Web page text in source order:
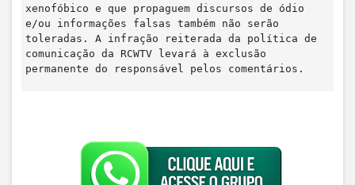
xenofóbico e que propaguem discursos de ódio
e/ou informações falsas também não serão
toleradas. A infração reiterada da política de
comunicação da RCWTV levará à exclusão
permanente do responsável pelos comentários.